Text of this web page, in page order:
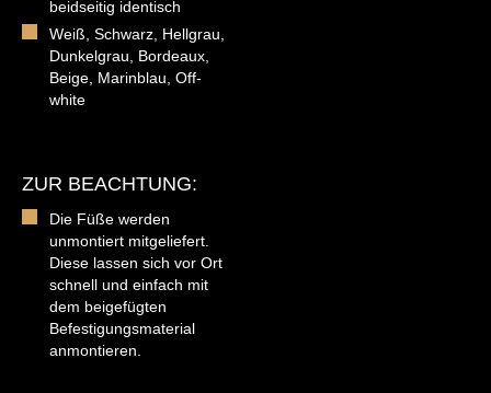
beidseitig identisch
Weiß, Schwarz, Hellgrau,
Dunkelgrau, Bordeaux,
Beige, Marinblau, Off-
white
ZUR BEACHTUNG:
Die Füße werden
unmontiert mitgeliefert.
Diese lassen sich vor Ort
schnell und einfach mit
dem beigefügten
Befestigungsmaterial
anmontieren.